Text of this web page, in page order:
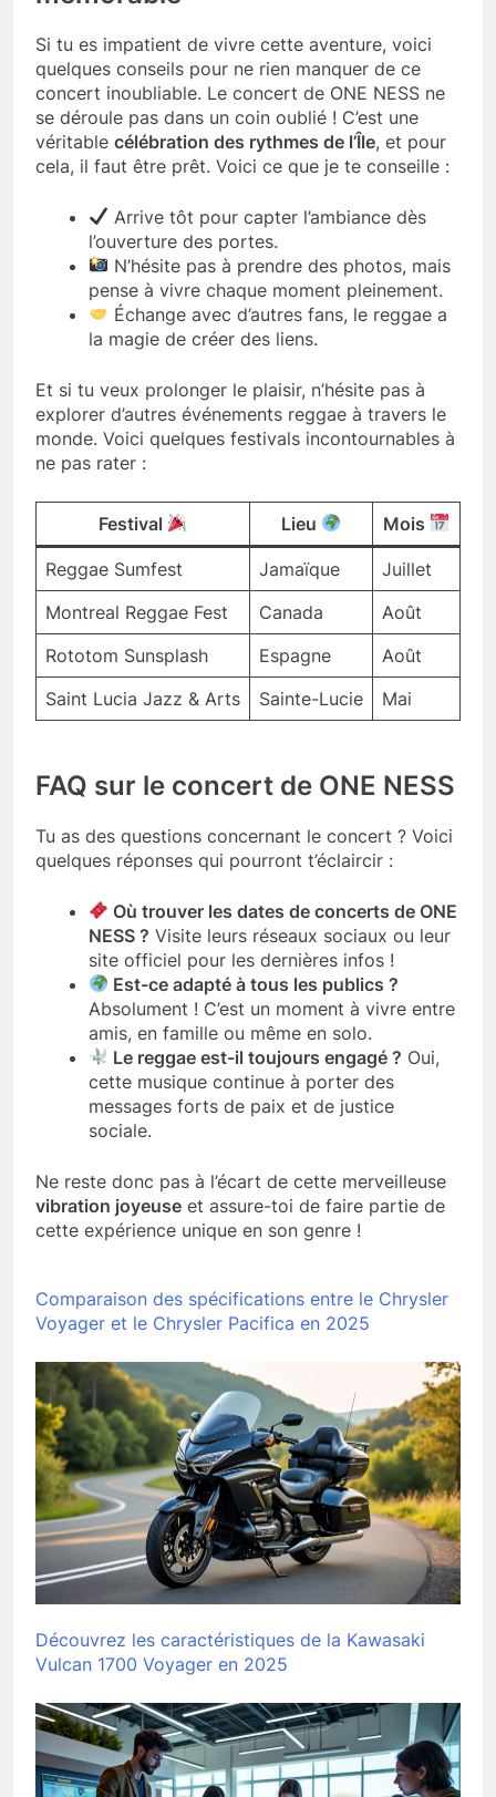
Si tu es impatient de vivre cette aventure, voici
quelques conseils pour ne rien manquer de ce
concert inoubliable. Le concert de ONE NESS ne
se déroule pas dans un coin oublié ! C’est une
véritable célébration des rythmes de l’Île, et pour
cela, il faut être prêt. Voici ce que je te conseille :
Arrive tôt pour capter l’ambiance dès
l’ouverture des portes.
N’hésite pas à prendre des photos, mais
pense à vivre chaque moment pleinement.
Échange avec d’autres fans, le reggae a
la magie de créer des liens.
Et si tu veux prolonger le plaisir, n’hésite pas à
explorer d’autres événements reggae à travers le
monde. Voici quelques festivals incontournables à
ne pas rater :
Festival Lieu Mois
Reggae Sumfest Jamaïque
Juillet
Montreal Reggae Fest
Canada
Août
Rototom Sunsplash
Espagne
Août
Saint Lucia Jazz & Arts
Sainte-Lucie Mai
FAQ sur le concert de ONE NESS
Tu as des questions concernant le concert ? Voici
quelques réponses qui pourront t’éclaircir :
Où trouver les dates de concerts de ONE
NESS ? Visite leurs réseaux sociaux ou leur
site officiel pour les dernières infos !
Est-ce adapté à tous les publics ?
Absolument ! C’est un moment à vivre entre
amis, en famille ou même en solo.
Le reggae est-il toujours engagé ? Oui,
cette musique continue à porter des
messages forts de paix et de justice
sociale.
Ne reste donc pas à l’écart de cette merveilleuse
vibration joyeuse et assure-toi de faire partie de
cette expérience unique en son genre !
Comparaison des spécifications entre le Chrysler
Voyager et le Chrysler Pacifica en 2025
Découvrez les caractéristiques de la Kawasaki
Vulcan 1700 Voyager en 2025